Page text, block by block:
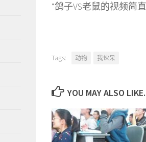
“鸽子VS老鼠的视频简
Tags: 动物 我伙呆
YOU MAY ALSO